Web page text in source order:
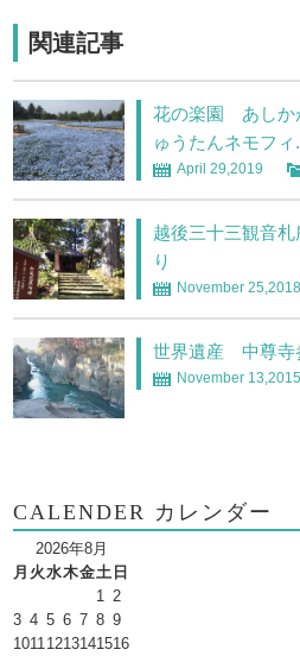
関連記事
花の楽園 あしか
ゅうたんネモフィ
April 29,2019
越後三十三観音
り
November 25,2018
世界遺産 中尊寺
November 13,2015
CALENDER カレンダー
2026年8月
月 火水木金土 日
1
2
3 4 5 6 7 8 9
1011 1213141516